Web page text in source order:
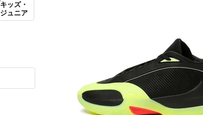
キッズ・
ジュニア